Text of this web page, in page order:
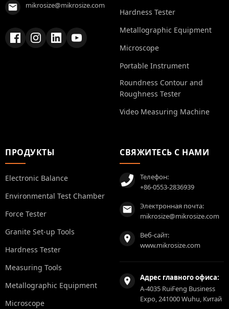
mikrosize@mikrosize.com
Hardness Tester
Metallographic Equipment
Microscope
Portable Instrument
Roundness Contour and
Roughness Tester
Video Measuring Machine
ПРОДУКТЫ
Electronic Balance
Environmental Test Chamber
Force Tester
Granite Set-up Tools
Hardness Tester
Measuring Tools
Metallographic Equipment
Microscope
СВЯЖИТЕСЬ С НАМИ
Телефон:
+86-0553-2836939
Электронная почта:
mikrosize@mikrosize.com
Веб-сайт:
www.mikrosize.com
Адрес главного офиса:
A-4035 RuiFeng Business
Expo, 241000 Wuhu, Китай